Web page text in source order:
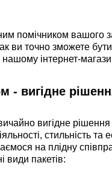
помічником вашого
ви точно зможете
інтернет-
- вигідне
вигідне
стильність
на плідну
види пакетів: